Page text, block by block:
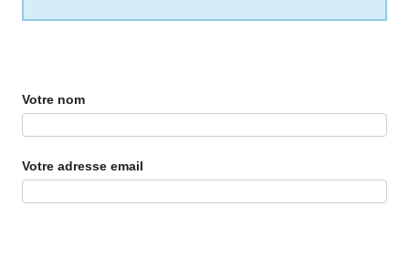
Votre nom
Votre adresse email